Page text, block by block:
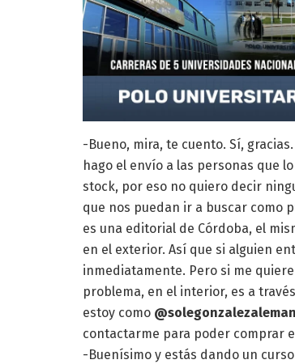
-Bueno, mira, te cuento. Sí,
hago el envío a las personas que
stock, por eso no quiero decir
que nos puedan ir a buscar como
es una editorial de Córdoba, el
en el exterior. Así que si alguien
inmediatamente. Pero si me
problema, en el interior, es a
estoy como @solegonzalezaleman
contactarme para poder comprar
-Buenísimo y estás dando un